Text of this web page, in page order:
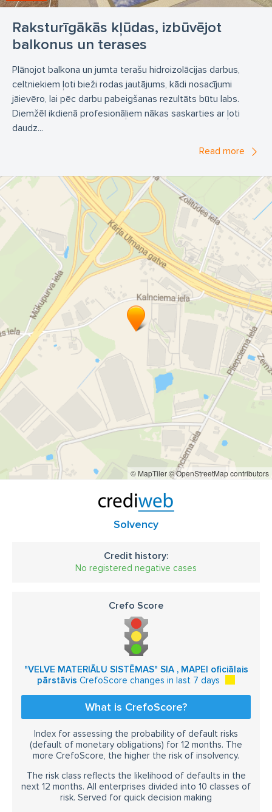
Raksturīgākās kļūdas, izbūvējot
balkonus un terases
Plānojot balkona un jumta terašu hidroizolācijas darbus,
celtniekiem ļoti bieži rodas jautājums, kādi nosacījumi
jāievēro, lai pēc darbu pabeigšanas rezultāts būtu labs.
Diemžēl ikdienā profesionāļiem nākas saskarties ar ļoti
daudz...
Read more
© MapTiler© OpenStreetMap contributors
Solvency
Credit history:
No registered negative cases
Crefo Score
"VELVE MATERIĀLU SISTĒMAS" SIA , MAPEI oficiālais
pārstāvis CrefoScore changes in last 7 days
What is CrefoScore?
Index for assessing the probability of default risks
(default of monetary obligations) for 12 months. The
more CrefoScore, the higher the risk of insolvency.
The risk class reflects the likelihood of defaults in the
next 12 months. All enterprises divided into 10 classes of
risk. Served for quick decision making